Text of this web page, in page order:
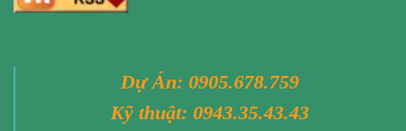
Dự Án: 0905.678.759
Kỹ thuật: 0943.35.43.43